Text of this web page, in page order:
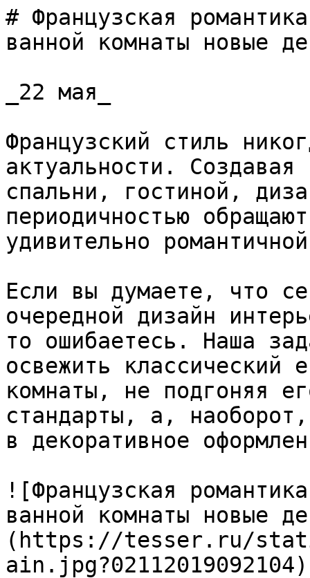
# Французская
ванной комнаты новые
_22 мая_
Французский стиль
актуальности.
спальни, гостиной,
периодичностью
удивительно
Если вы думаете, что
очередной дизайн
то ошибаетесь. Наша
освежить классический
комнаты, не подгоняя
стандарты, а,
в декоративное
![Французская
ванной комнаты новые
(https://tesser.ru/
ain.jpg?02112019092104)